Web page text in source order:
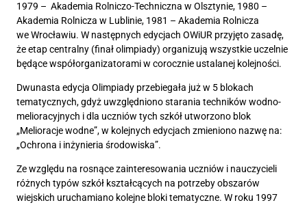
1979 – ­ Akademia Rolniczo-Techniczna w Olsztynie, 1980 –
Akademia Rolnicza w Lublinie, 1981 – Akademia Rolnicza
we Wrocławiu. W następnych edycjach OWiUR przyjęto zasadę,
że etap centralny (finał olimpiady) organizują wszystkie uczelnie
będące współorganizatorami w corocznie ustalanej kolejności.
Dwunasta edycja Olimpiady przebiegała już w 5 blokach
tematycznych, gdyż uwzględniono starania techników wodno-
melioracyjnych i dla uczniów tych szkół utworzono blok
„Melioracje wodne”, w kolejnych edycjach zmieniono nazwę na:
„Ochrona i inżynieria środowiska”.
Ze względu na rosnące zainteresowania uczniów i nauczycieli
różnych typów szkół kształcących na potrzeby obszarów
wiejskich uruchamiano kolejne bloki tematyczne. W roku 1997